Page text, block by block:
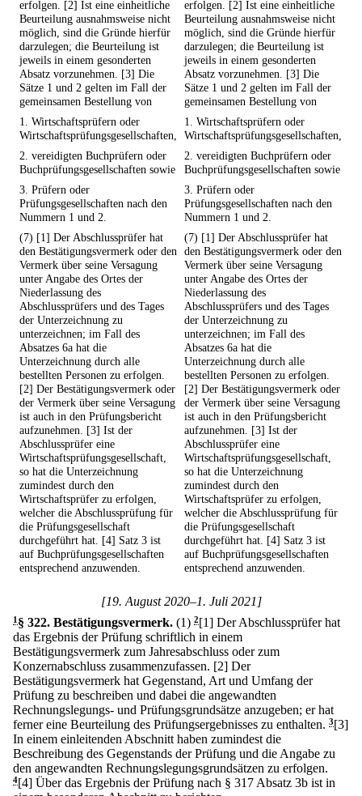
erfolgen. [2] Ist eine einheitliche
Beurteilung ausnahmsweise nicht
möglich, sind die Gründe hierfür
darzulegen; die Beurteilung ist
jeweils in einem gesonderten
Absatz vorzunehmen. [3] Die
Sätze 1 und 2 gelten im Fall der
gemeinsamen Bestellung von
erfolgen. [2] Ist eine einheitliche
Beurteilung ausnahmsweise nicht
möglich, sind die Gründe hierfür
darzulegen; die Beurteilung ist
jeweils in einem gesonderten
Absatz vorzunehmen. [3] Die
Sätze 1 und 2 gelten im Fall der
gemeinsamen Bestellung von
1. Wirtschaftsprüfern oder
Wirtschaftsprüfungsgesellschaften,
1. Wirtschaftsprüfern oder
Wirtschaftsprüfungsgesellschaften,
2. vereidigten Buchprüfern oder
Buchprüfungsgesellschaften sowie
2. vereidigten Buchprüfern oder
Buchprüfungsgesellschaften sowie
3. Prüfern oder
Prüfungsgesellschaften nach den
Nummern 1 und 2.
3. Prüfern oder
Prüfungsgesellschaften nach den
Nummern 1 und 2.
(7) [1] Der Abschlussprüfer hat
den Bestätigungsvermerk oder den
Vermerk über seine Versagung
unter Angabe des Ortes der
Niederlassung des
Abschlussprüfers und des Tages
der Unterzeichnung zu
unterzeichnen; im Fall des
Absatzes 6a hat die
Unterzeichnung durch alle
bestellten Personen zu erfolgen.
[2] Der Bestätigungsvermerk oder
der Vermerk über seine Versagung
ist auch in den Prüfungsbericht
aufzunehmen. [3] Ist der
Abschlussprüfer eine
Wirtschaftsprüfungsgesellschaft,
so hat die Unterzeichnung
zumindest durch den
Wirtschaftsprüfer zu erfolgen,
welcher die Abschlussprüfung für
die Prüfungsgesellschaft
durchgeführt hat. [4] Satz 3 ist
auf Buchprüfungsgesellschaften
entsprechend anzuwenden.
(7) [1] Der Abschlussprüfer hat
den Bestätigungsvermerk oder den
Vermerk über seine Versagung
unter Angabe des Ortes der
Niederlassung des
Abschlussprüfers und des Tages
der Unterzeichnung zu
unterzeichnen; im Fall des
Absatzes 6a hat die
Unterzeichnung durch alle
bestellten Personen zu erfolgen.
[2] Der Bestätigungsvermerk oder
der Vermerk über seine Versagung
ist auch in den Prüfungsbericht
aufzunehmen. [3] Ist der
Abschlussprüfer eine
Wirtschaftsprüfungsgesellschaft,
so hat die Unterzeichnung
zumindest durch den
Wirtschaftsprüfer zu erfolgen,
welcher die Abschlussprüfung für
die Prüfungsgesellschaft
durchgeführt hat. [4] Satz 3 ist
auf Buchprüfungsgesellschaften
entsprechend anzuwenden.
[19. August 2020–1. Juli 2021]
1§ 322. Bestätigungsvermerk. (1) 2[1] Der Abschlussprüfer hat
das Ergebnis der Prüfung schriftlich in einem
Bestätigungsvermerk zum Jahresabschluss oder zum
Konzernabschluss zusammenzufassen. [2] Der
Bestätigungsvermerk hat Gegenstand, Art und Umfang der
Prüfung zu beschreiben und dabei die angewandten
Rechnungslegungs- und Prüfungsgrundsätze anzugeben; er hat
ferner eine Beurteilung des Prüfungsergebnisses zu enthalten. 3[3]
In einem einleitenden Abschnitt haben zumindest die
Beschreibung des Gegenstands der Prüfung und die Angabe zu
den angewandten Rechnungslegungsgrundsätzen zu erfolgen.
4[4] Über das Ergebnis der Prüfung nach § 317 Absatz 3b ist in